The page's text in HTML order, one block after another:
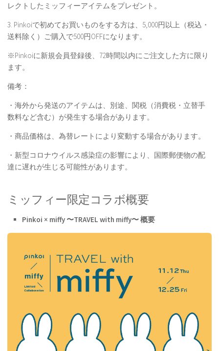
レクトしたミッフィーアイテムをプレゼント。
3. Pinkoiで初めてお買いものをする方は、5,000円以上（税込・
送料除く）ご購入で500円OFFになります。
※Pinkoiに新規会員登録後、72時間以内にご注文した方に限り
ます。
備考：
・海外から発送のアイテムは、別途、関税（消費税・立替手
数料など含む）が発生する場合があります。
・商品価格は、為替レートにより変動する場合があります。
・新型コロナウイルス感染症の影響により、国際郵便物の配
達に遅れが生じる可能性があります。
ミッフィー限定コラボ概要
Pinkoi × miffy 〜TRAVEL with miffy〜 概要